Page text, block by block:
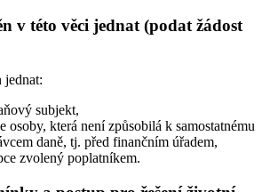
v této věci jednat (podat žádost
jednat:
subjekt,
osoby, která není způsobilá k samostatnému
daně, tj. před finančním úřadem,
zvolený poplatníkem.